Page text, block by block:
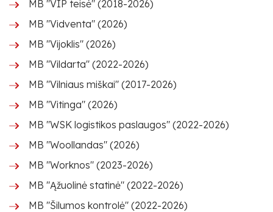
MB "VIP teisė" (2018-2026)
MB "Vidventa" (2026)
MB "Vijoklis" (2026)
MB "Vildarta" (2022-2026)
MB "Vilniaus miškai" (2017-2026)
MB "Vitinga" (2026)
MB "WSK logistikos paslaugos" (2022-2026)
MB "Woollandas" (2026)
MB "Worknos" (2023-2026)
MB "Ąžuolinė statinė" (2022-2026)
MB "Šilumos kontrolė" (2022-2026)